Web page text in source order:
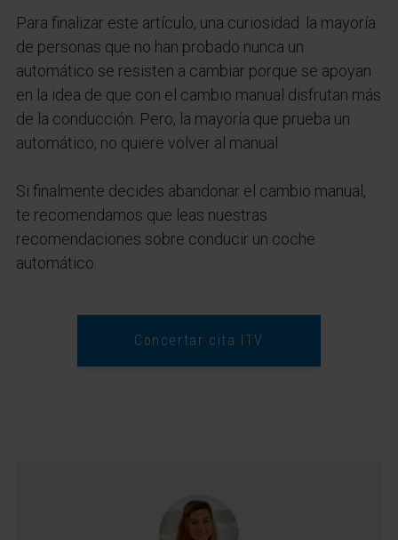
Para finalizar este artículo, una curiosidad: la mayoría
de personas que no han probado nunca un
automático se resisten a cambiar porque se apoyan
en la idea de que con el cambio manual disfrutan más
de la conducción. Pero, la mayoría que prueba un
automático, no quiere volver al manual.
Si finalmente decides abandonar el cambio manual,
te recomendamos que leas nuestras
recomendaciones sobre conducir un coche
automático.
Concertar cita ITV